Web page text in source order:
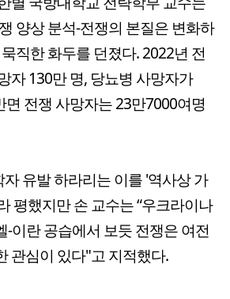
양상 분석-전쟁의 본질은 변화하
직한 화두를 던졌다. 2022년 전
자 130만 명, 당뇨병 사망자가
면 전쟁 사망자는 23만7000여명
유발 하라리는 이를 '역사상 가
평했지만 손 교수는 “우크라이나
-이란 공습에서 보듯 전쟁은 여전
관심이 있다"고 지적했다.